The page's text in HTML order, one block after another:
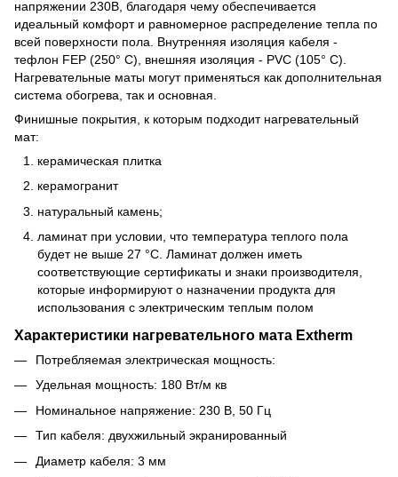
напряжении 230В, благодаря чему обеспечивается
идеальный комфорт и равномерное распределение тепла по
всей поверхности пола. Внутренняя изоляция кабеля -
тефлон FEP (250° C), внешняя изоляция - PVC (105° C).
Нагревательные маты могут применяться как дополнительная
система обогрева, так и основная.
Финишные покрытия, к которым подходит нагревательный
мат:
керамическая плитка
керамогранит
натуральный камень;
ламинат при условии, что температура теплого пола
будет не выше 27 °C. Ламинат должен иметь
соответствующие сертификаты и знаки производителя,
которые информируют о назначении продукта для
использования с электрическим теплым полом
Характеристики нагревательного мата Extherm
Потребляемая электрическая мощность:
Удельная мощность: 180 Вт/м кв
Номинальное напряжение: 230 В, 50 Гц
Тип кабеля: двухжильный экранированный
Диаметр кабеля: 3 мм